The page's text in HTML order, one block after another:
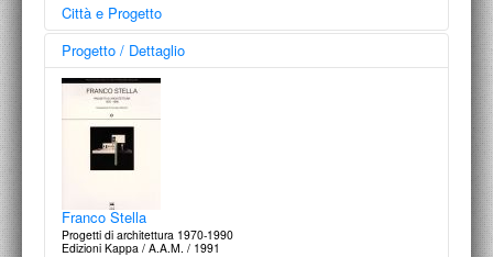
Disegni di architettura italiana dal dopoguerra ad oggi
dalla Collezione Francesco Moschini A.A.M. Architettura Arte Moderna
Edizioni Centro Di / 2002
Città e Progetto
Edizioni Kappa / A.A.M. / 1992
Progetto / Dettaglio
Franco Stella
Progetti di architettura 1970-1990
Edizioni Kappa / A.A.M. / 1991